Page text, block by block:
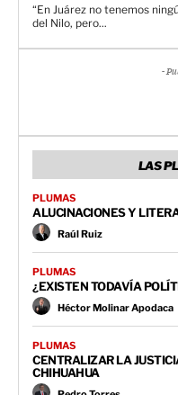
“En Juárez no tenemos
del Nilo, pero...
-
LAS
PLUMAS
ALUCINACIONES Y
Raúl Ruiz
PLUMAS
¿EXISTEN TODAVÍA
Héctor Molinar Apodaca
PLUMAS
CENTRALIZAR LA
CHIHUAHUA